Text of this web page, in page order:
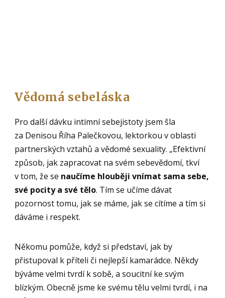
Vědomá sebeláska
Pro další dávku intimní sebejistoty jsem šla
za Denisou Říha Palečkovou, lektorkou v oblasti
partnerských vztahů a vědomé sexuality. „Efektivní
způsob, jak zapracovat na svém sebevědomí, tkví
v tom, že se naučíme hlouběji vnímat sama sebe,
své pocity a své tělo. Tím se učíme dávat
pozornost tomu, jak se máme, jak se cítíme a tím si
dáváme i respekt.
Někomu pomůže, když si představí, jak by
přistupoval k příteli či nejlepší kamarádce. Někdy
býváme velmi tvrdí k sobě, a soucitní ke svým
blízkým. Obecně jsme ke svému tělu velmi tvrdí, i na